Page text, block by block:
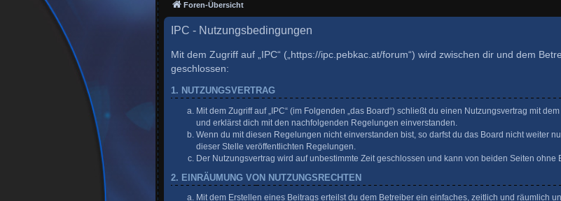
Foren-Übersicht
IPC - Nutzungsbedingungen
Mit dem Zugriff auf „IPC“ („https://ipc.pebkac.at/forum“) wird zwischen dir und dem
geschlossen:
1. NUTZUNGSVERTRAG
Mit dem Zugriff auf „IPC“ (im Folgenden „das Board“) schließt du einen Nutzungsvertrag mit
und erklärst dich mit den nachfolgenden Regelungen einverstanden.
Wenn du mit diesen Regelungen nicht einverstanden bist, so darfst du das Board nicht weiter
dieser Stelle veröffentlichten Regelungen.
Der Nutzungsvertrag wird auf unbestimmte Zeit geschlossen und kann von beiden Seiten
2. EINRÄUMUNG VON NUTZUNGSRECHTEN
Mit dem Erstellen eines Beitrags erteilst du dem Betreiber ein einfaches, zeitlich und räumlich